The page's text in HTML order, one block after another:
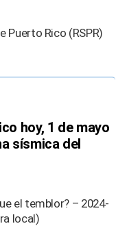
Puerto Rico (RSPR)
hoy, 1 de mayo
sísmica del
el temblor? – 2024-
local)